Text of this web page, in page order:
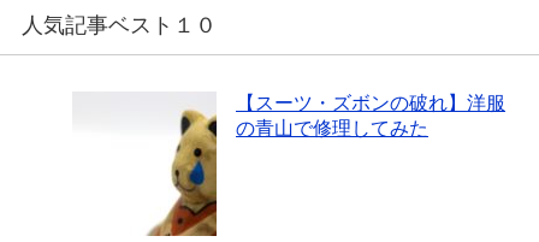
人気記事ベスト１０
【スーツ・ズボンの破れ】洋服
の青山で修理してみた